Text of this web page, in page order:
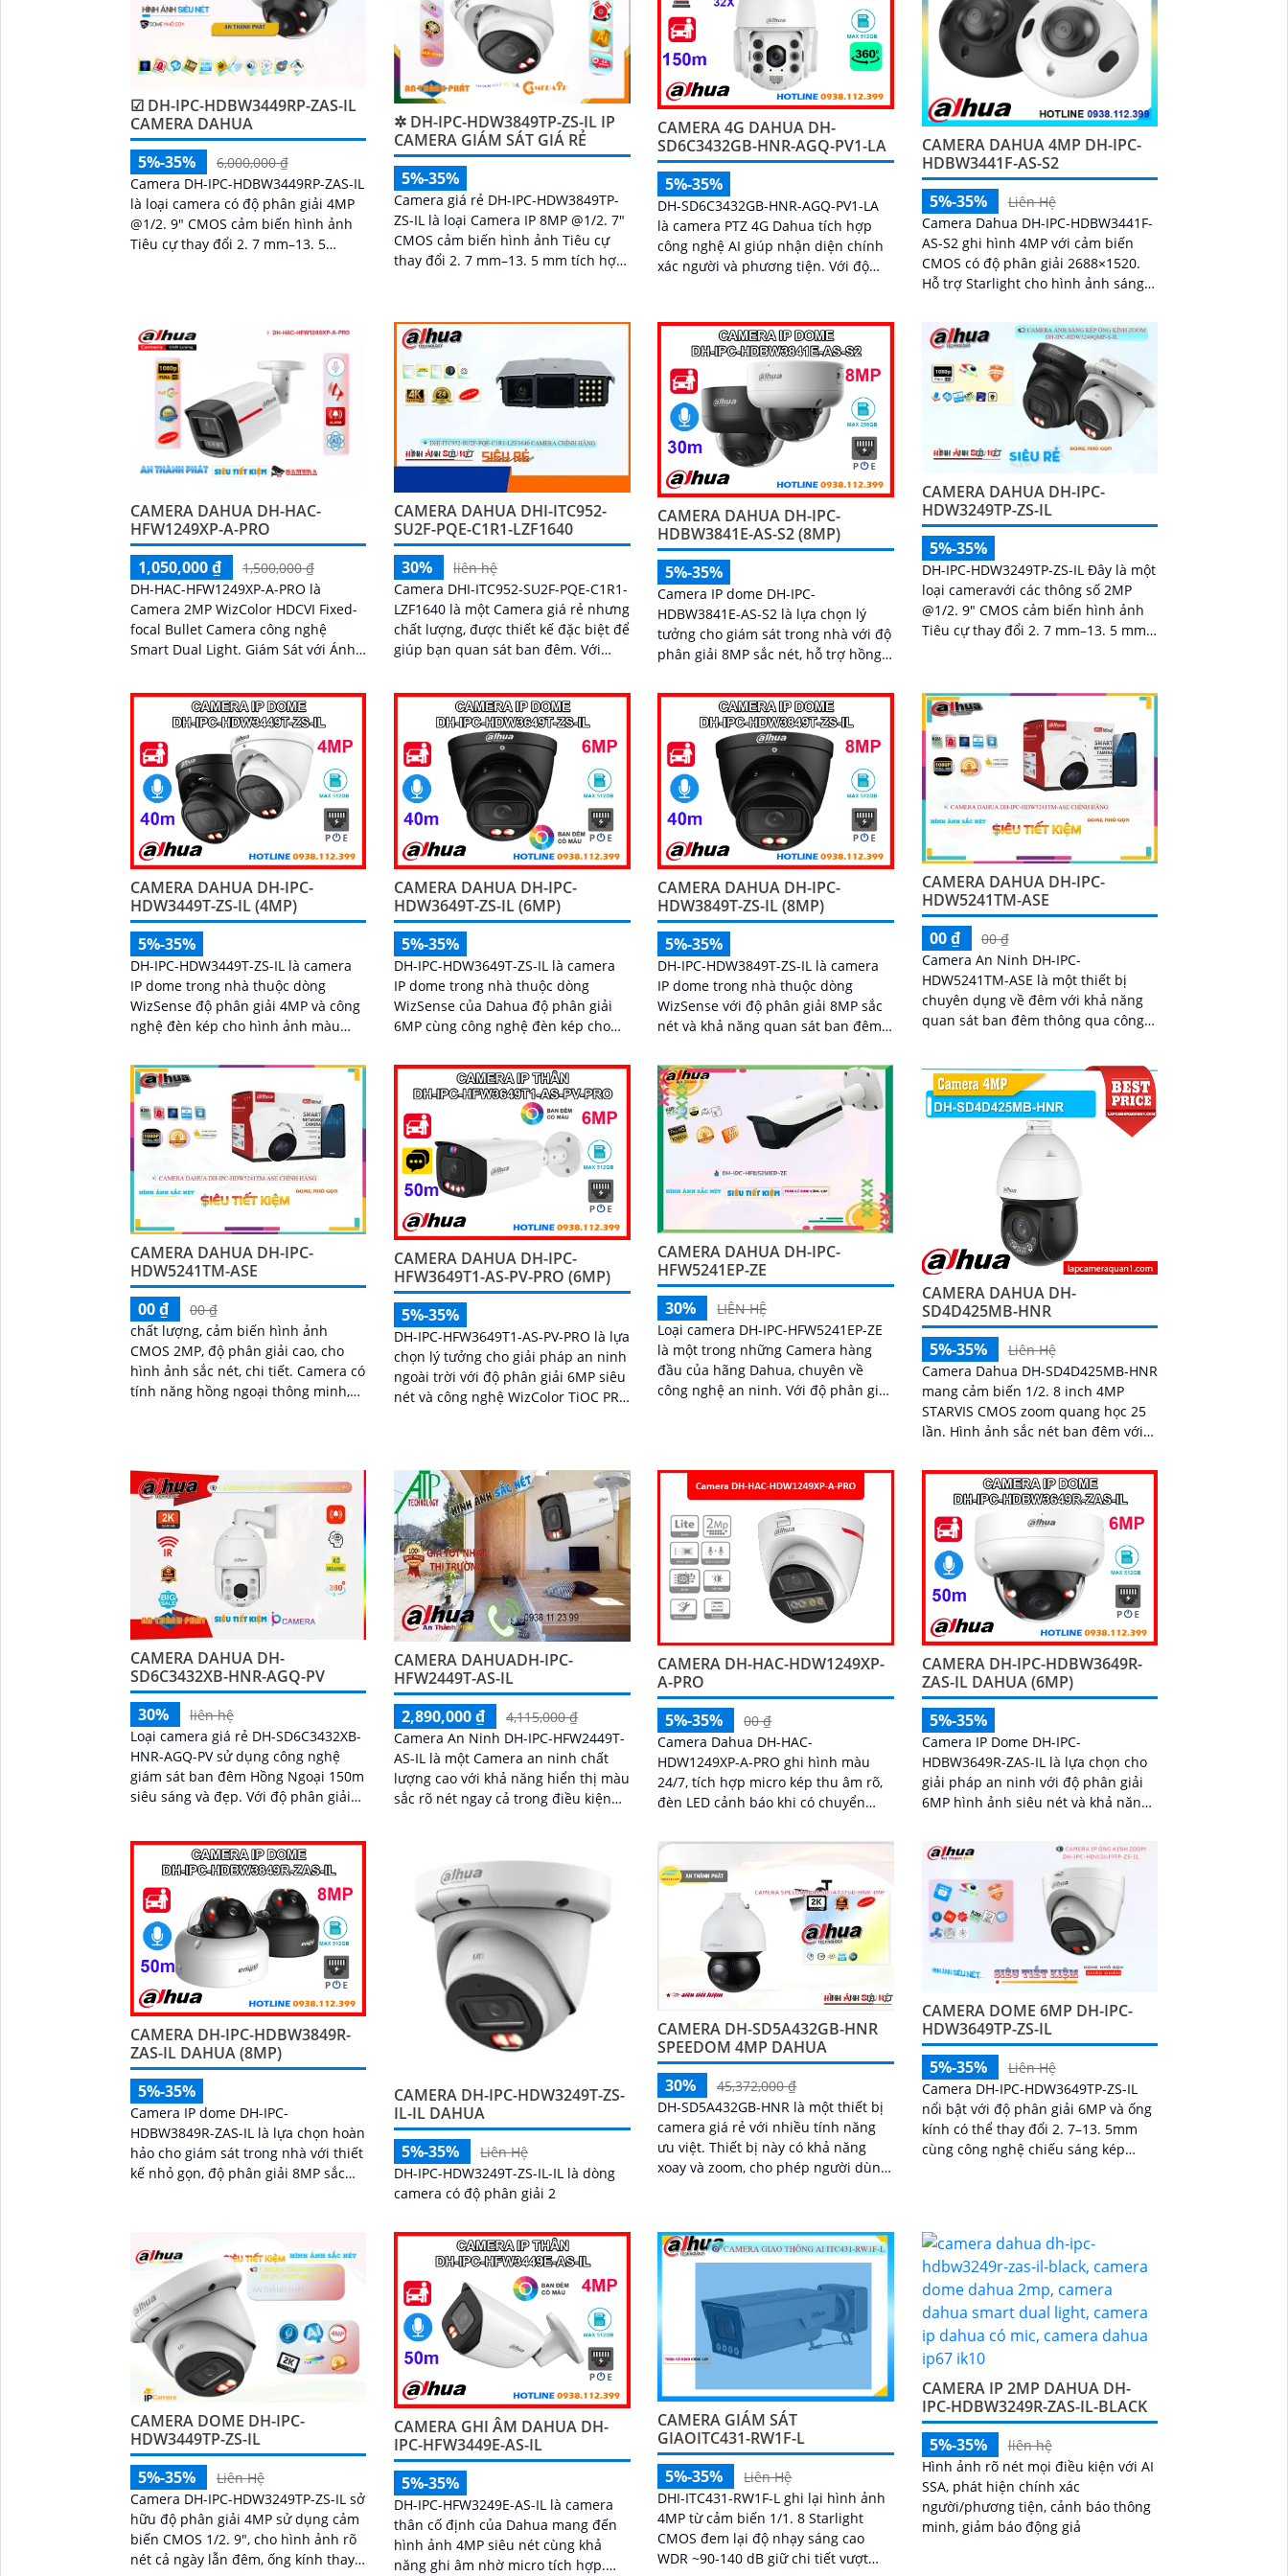
☑ DH-IPC-HDBW3449RP-ZAS-IL
CAMERA DAHUA
5%-35%
6,000,000 ₫
Camera DH-IPC-HDBW3449RP-ZAS-IL
là loại camera có độ phân giải 4MP
@1/2. 9" CMOS cảm biến hình ảnh
Tiêu cự thay đổi 2. 7 mm–13. 5
✲ DH-IPC-HDW3849TP-ZS-IL IP
CAMERA GIÁM SÁT GIÁ RẺ
5%-35%
Camera giá rẻ DH-IPC-HDW3849TP-
ZS-IL là loại Camera IP 8MP @1/2. 7"
CMOS cảm biến hình ảnh Tiêu cự
thay đổi 2. 7 mm–13. 5 mm tích hợp
CAMERA 4G DAHUA DH-
SD6C3432GB-HNR-AGQ-PV1-LA
5%-35%
DH-SD6C3432GB-HNR-AGQ-PV1-LA
là camera PTZ 4G Dahua tích hợp
công nghệ AI giúp nhận diện chính
xác người và phương tiện. Với độ
hình ảnh có màu trong khoảng cách
50m, camera đảm bảo quan sát rõ
nét 24/7
CAMERA DAHUA 4MP DH-IPC-
HDBW3441F-AS-S2
5%-35%
Liên Hệ
Camera Dahua DH-IPC-HDBW3441F-
AS-S2 ghi hình 4MP với cảm biến
CMOS có độ phân giải 2688×1520.
Hỗ trợ Starlight cho hình ảnh sáng
định 3
CAMERA DAHUA DH-HAC-
HFW1249XP-A-PRO
1,050,000 ₫
1,500,000 ₫
DH-HAC-HFW1249XP-A-PRO là
Camera 2MP WizColor HDCVI Fixed-
focal Bullet Camera công nghệ
Smart Dual Light. Giám Sát với Ánh
chiếu sáng HD Anlog mặt trước
bằng kim loại + phần thân bằng
nhựa + Giá đỡ bằng kim loại
CAMERA DAHUA DHI-ITC952-
SU2F-PQE-C1R1-LZF1640
30%
liên hệ
Camera DHI-ITC952-SU2F-PQE-C1R1-
LZF1640 là một Camera giá rẻ nhưng
chất lượng, được thiết kế đặc biệt để
giúp bạn quan sát ban đêm. Với
thể xem được hình ảnh rõ hơn và
sắc nét hơn vào ban đêm
CAMERA DAHUA DH-IPC-
HDBW3841E-AS-S2 (8MP)
5%-35%
Camera IP dome DH-IPC-
HDBW3841E-AS-S2 là lựa chọn lý
tưởng cho giám sát trong nhà với độ
phân giải 8MP sắc nét, hỗ trợ hồng
rõ ràng. Sở hữu công nghệ AI thông
minh, camera có khả năng nhận
diện và phân biệt chuyển động của
người và phương tiện, tăng độ chính
xác trong cảnh báo an ninh
CAMERA DAHUA DH-IPC-
HDW3249TP-ZS-IL
5%-35%
DH-IPC-HDW3249TP-ZS-IL Đây là một
loại cameravới các thông số 2MP
@1/2. 9" CMOS cảm biến hình ảnh
Tiêu cự thay đổi 2. 7 mm–13. 5 mm
CAMERA DAHUA DH-IPC-
HDW3449T-ZS-IL (4MP)
5%-35%
DH-IPC-HDW3449T-ZS-IL là camera
IP dome trong nhà thuộc dòng
WizSense độ phân giải 4MP và công
nghệ đèn kép cho hình ảnh màu
đến 50m. Tích hợp mic ghi âm, khe
cắm thẻ nhớ 512GB, hỗ trợ POE
cùng khả năng nhận diện chính xác
người và phương tiện, camera mang
đến giải pháp giám sát an ninh
thông minh, hiệu quả phù hợp lắp
đặt tại gia đình, văn phòng
CAMERA DAHUA DH-IPC-
HDW3649T-ZS-IL (6MP)
5%-35%
DH-IPC-HDW3649T-ZS-IL là camera
IP dome trong nhà thuộc dòng
WizSense của Dahua độ phân giải
6MP cùng công nghệ đèn kép cho
đêm tối đến 40m và hồng ngoại xa
50m. Camera tích hợp micro ghi âm,
khe cắm thẻ nhớ lên đến 512GB và
khả năng phát hiện chính xác người
và phương tiện, nâng cao hiệu quả
giám sát an ninh hỗ trợ PoE và giá
rẻ hiệu quả
CAMERA DAHUA DH-IPC-
HDW3849T-ZS-IL (8MP)
5%-35%
DH-IPC-HDW3849T-ZS-IL là camera
IP dome trong nhà thuộc dòng
WizSense với độ phân giải 8MP sắc
nét và khả năng quan sát ban đêm
minh. Tích hợp công nghệ AI,
camera phát hiện chính xác người
và phương tiện, kết hợp micro ghi
âm và khe thẻ nhớ hỗ trợ đến
512GB đảm bảo lưu trữ linh hoạt và
chi tiết, hỗ trợ PoE tiện lợi đây là giải
pháp giám sát an ninh hiệu quả
CAMERA DAHUA DH-IPC-
HDW5241TM-ASE
00 ₫
00 ₫
Camera An Ninh DH-IPC-
HDW5241TM-ASE là một thiết bị
chuyên dụng về đêm với khả năng
quan sát ban đêm thông qua công
CAMERA DAHUA DH-IPC-
HDW5241TM-ASE
00 ₫
00 ₫
chất lượng, cảm biến hình ảnh
CMOS 2MP, độ phân giải cao, cho
hình ảnh sắc nét, chi tiết. Camera có
tính năng hồng ngoại thông minh,
CAMERA DAHUA DH-IPC-
HFW3649T1-AS-PV-PRO (6MP)
5%-35%
DH-IPC-HFW3649T1-AS-PV-PRO là lựa
chọn lý tưởng cho giải pháp an ninh
ngoài trời với độ phân giải 6MP siêu
nét và công nghệ WizColor TiOC PRO
trợ đàm thoại hai chiều, ghi hình
linh hoạt với khe thẻ nhớ lên đến
512GB
CAMERA DAHUA DH-IPC-
HFW5241EP-ZE
30%
LIÊN HỆ
Loại camera DH-IPC-HFW5241EP-ZE
là một trong những Camera hàng
đầu của hãng Dahua, chuyên về
công nghệ an ninh. Với độ phân giải
CAMERA DAHUA DH-
SD4D425MB-HNR
5%-35%
Liên Hệ
Camera Dahua DH-SD4D425MB-HNR
mang cảm biến 1/2. 8 inch 4MP
STARVIS CMOS zoom quang học 25
lần. Hình ảnh sắc nét ban đêm với
ánh sáng ấm 50 mét
CAMERA DAHUA DH-
SD6C3432XB-HNR-AGQ-PV
30%
liên hệ
Loại camera giá rẻ DH-SD6C3432XB-
HNR-AGQ-PV sử dụng công nghệ
giám sát ban đêm Hồng Ngoại 150m
siêu sáng và đẹp. Với độ phân giải
hình ảnh rõ nét
CAMERA DAHUADH-IPC-
HFW2449T-AS-IL
2,890,000 ₫
4,115,000 ₫
Camera An Ninh DH-IPC-HFW2449T-
AS-IL là một Camera an ninh chất
lượng cao với khả năng hiển thị màu
sắc rõ nét ngay cả trong điều kiện
CAMERA DH-HAC-HDW1249XP-
A-PRO
5%-35%
00 ₫
Camera Dahua DH-HAC-
HDW1249XP-A-PRO ghi hình màu
24/7, tích hợp micro kép thu âm rõ,
đèn LED cảnh báo khi có chuyển
động bền ngoài trời
CAMERA DH-IPC-HDBW3649R-
ZAS-IL DAHUA (6MP)
5%-35%
Camera IP Dome DH-IPC-
HDBW3649R-ZAS-IL là lựa chọn cho
giải pháp an ninh với độ phân giải
6MP hình ảnh siêu nét và khả năng
ngoại 50m kết hợp đèn trợ sáng
thông minh. Tích hợp micro thu âm,
khe cắm thẻ nhớ lên đến 512GB và
công nghệ AI phát hiện chính xác
người và xe, camera đáp ứng tối đa
nhu cầu giám sát chuyên nghiệp hỗ
trợ PoE giúp lắp đặt dễ dàng
CAMERA DH-IPC-HDBW3849R-
ZAS-IL DAHUA (8MP)
5%-35%
Camera IP dome DH-IPC-
HDBW3849R-ZAS-IL là lựa chọn hoàn
hảo cho giám sát trong nhà với thiết
kế nhỏ gọn, độ phân giải 8MP sắc
tích hợp micro ghi âm, khe thẻ nhớ
lên đến 512GB và công nghệ phân
biệt người và phương tiện, nâng cao
độ chính xác trong cảnh báo, hỗ trợ
POE tiện lợi
CAMERA DH-IPC-HDW3249T-ZS-
IL-IL DAHUA
5%-35%
Liên Hệ
DH-IPC-HDW3249T-ZS-IL-IL là dòng
camera có độ phân giải 2
CAMERA DH-SD5A432GB-HNR
SPEEDOM 4MP DAHUA
30%
45,372,000 ₫
DH-SD5A432GB-HNR là một thiết bị
camera giá rẻ với nhiều tính năng
ưu việt. Thiết bị này có khả năng
xoay và zoom, cho phép người dùng
CAMERA DOME 6MP DH-IPC-
HDW3649TP-ZS-IL
5%-35%
Liên Hệ
Camera DH-IPC-HDW3649TP-ZS-IL
nổi bật với độ phân giải 6MP và ống
kính có thể thay đổi 2. 7–13. 5mm
cùng công nghệ chiếu sáng kép
CAMERA DOME DH-IPC-
HDW3449TP-ZS-IL
5%-35%
Liên Hệ
Camera DH-IPC-HDW3249TP-ZS-IL sở
hữu độ phân giải 4MP sử dụng cảm
biến CMOS 1/2. 9", cho hình ảnh rõ
nét cả ngày lẫn đêm, ống kính thay
CAMERA GHI ÂM DAHUA DH-
IPC-HFW3449E-AS-IL
5%-35%
DH-IPC-HFW3249E-AS-IL là camera
thân cố định của Dahua mang đến
hình ảnh 4MP siêu nét cùng khả
năng ghi âm nhờ micro tích hợp.
CAMERA GIÁM SÁT
GIAOITC431-RW1F-L
5%-35%
Liên Hệ
DHI-ITC431-RW1F-L ghi lại hình ảnh
4MP từ cảm biến 1/1. 8 Starlight
CMOS đem lại độ nhạy sáng cao
WDR ~90-140 dB giữ chi tiết vượt
CAMERA IP 2MP DAHUA DH-
IPC-HDBW3249R-ZAS-IL-BLACK
5%-35%
liên hệ
Hình ảnh rõ nét mọi điều kiện với AI
SSA, phát hiện chính xác
người/phương tiện, cảnh báo thông
minh, giảm báo động giả